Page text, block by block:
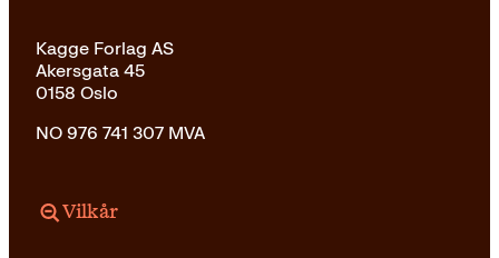
Kagge Forlag AS
Akersgata 45
0158 Oslo
NO 976 741 307 MVA
Vilkår